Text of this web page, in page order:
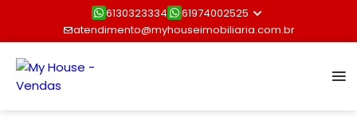
6130323334
61974002525
atendimento@myhouseimobiliaria.com.br